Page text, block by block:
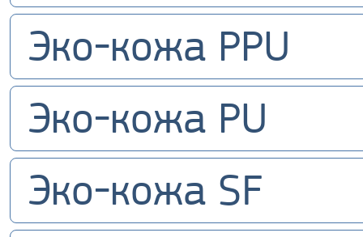
Эко-кожа PPU
Эко-кожа PU
Эко-кожа SF